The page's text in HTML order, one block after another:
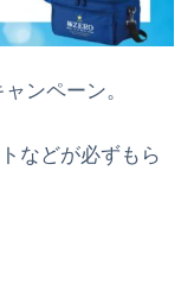
ンペーン。
などが必ずもら